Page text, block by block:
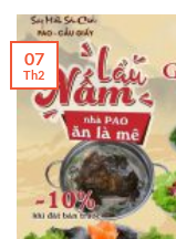
07
Th2